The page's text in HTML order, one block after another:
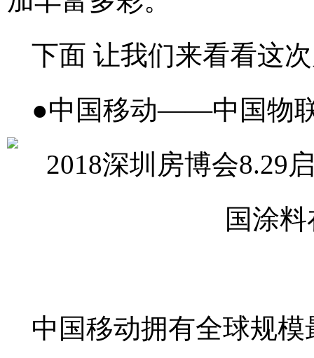
下面 让我们来看看这
●中国移动——中国物
中国移动拥有全球规